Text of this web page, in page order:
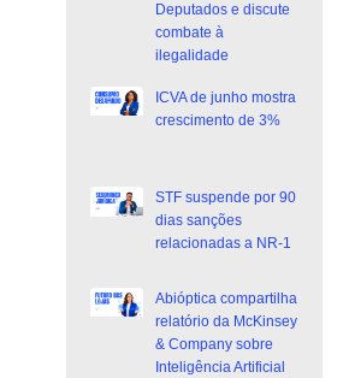
Deputados e discute
combate à
ilegalidade
ICVA de junho mostra
crescimento de 3%
STF suspende por 90
dias sanções
relacionadas a NR-1
Abióptica compartilha
relatório da McKinsey
& Company sobre
Inteligência Artificial